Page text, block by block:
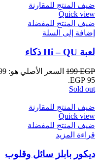
ضيف المنتج للمقارنة
Quick view
ضيف المنتج للمفضلة
إضافة إلى السلة
لعبة Hi – QU ذكاء
199EGP السعر الأصلي هو: 199 EGP.
95 EGP.
Sold out
ضيف المنتج للمقارنة
Quick view
ضيف المنتج للمفضلة
قراءة المزيد
ديكور بابلز سائل وقلوب